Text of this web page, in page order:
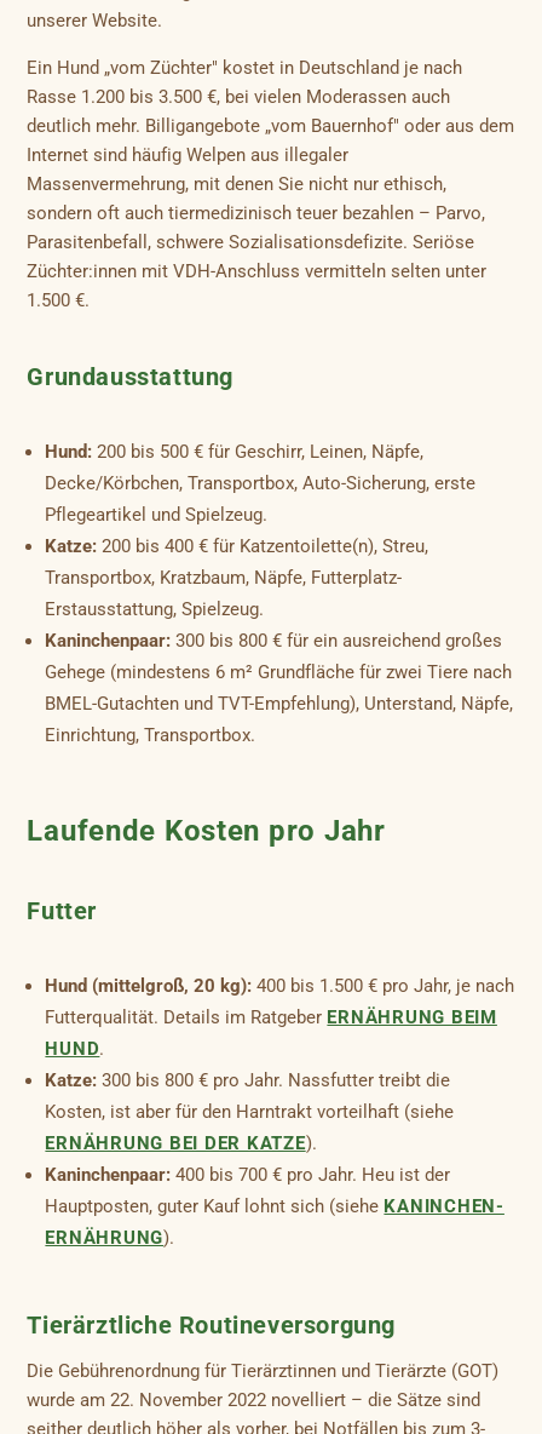
unserer Website.
Ein Hund „vom Züchter" kostet in Deutschland je nach
Rasse 1.200 bis 3.500 €, bei vielen Moderassen auch
deutlich mehr. Billigangebote „vom Bauernhof" oder aus dem
Internet sind häufig Welpen aus illegaler
Massenvermehrung, mit denen Sie nicht nur ethisch,
sondern oft auch tiermedizinisch teuer bezahlen – Parvo,
Parasitenbefall, schwere Sozialisationsdefizite. Seriöse
Züchter:innen mit VDH-Anschluss vermitteln selten unter
1.500 €.
Grundausstattung
Hund: 200 bis 500 € für Geschirr, Leinen, Näpfe,
Decke/Körbchen, Transportbox, Auto-Sicherung, erste
Pflegeartikel und Spielzeug.
Katze: 200 bis 400 € für Katzentoilette(n), Streu,
Transportbox, Kratzbaum, Näpfe, Futterplatz-
Erstausstattung, Spielzeug.
Kaninchenpaar: 300 bis 800 € für ein ausreichend großes
Gehege (mindestens 6 m² Grundfläche für zwei Tiere nach
BMEL-Gutachten und TVT-Empfehlung), Unterstand, Näpfe,
Einrichtung, Transportbox.
Laufende Kosten pro Jahr
Futter
Hund (mittelgroß, 20 kg): 400 bis 1.500 € pro Jahr, je nach
Futterqualität. Details im Ratgeber ERNÄHRUNG BEIM
HUND.
Katze: 300 bis 800 € pro Jahr. Nassfutter treibt die
Kosten, ist aber für den Harntrakt vorteilhaft (siehe
ERNÄHRUNG BEI DER KATZE).
Kaninchenpaar: 400 bis 700 € pro Jahr. Heu ist der
Hauptposten, guter Kauf lohnt sich (siehe KANINCHEN-
ERNÄHRUNG).
Tierärztliche Routineversorgung
Die Gebührenordnung für Tierärztinnen und Tierärzte (GOT)
wurde am 22. November 2022 novelliert – die Sätze sind
seither deutlich höher als vorher, bei Notfällen bis zum 3-